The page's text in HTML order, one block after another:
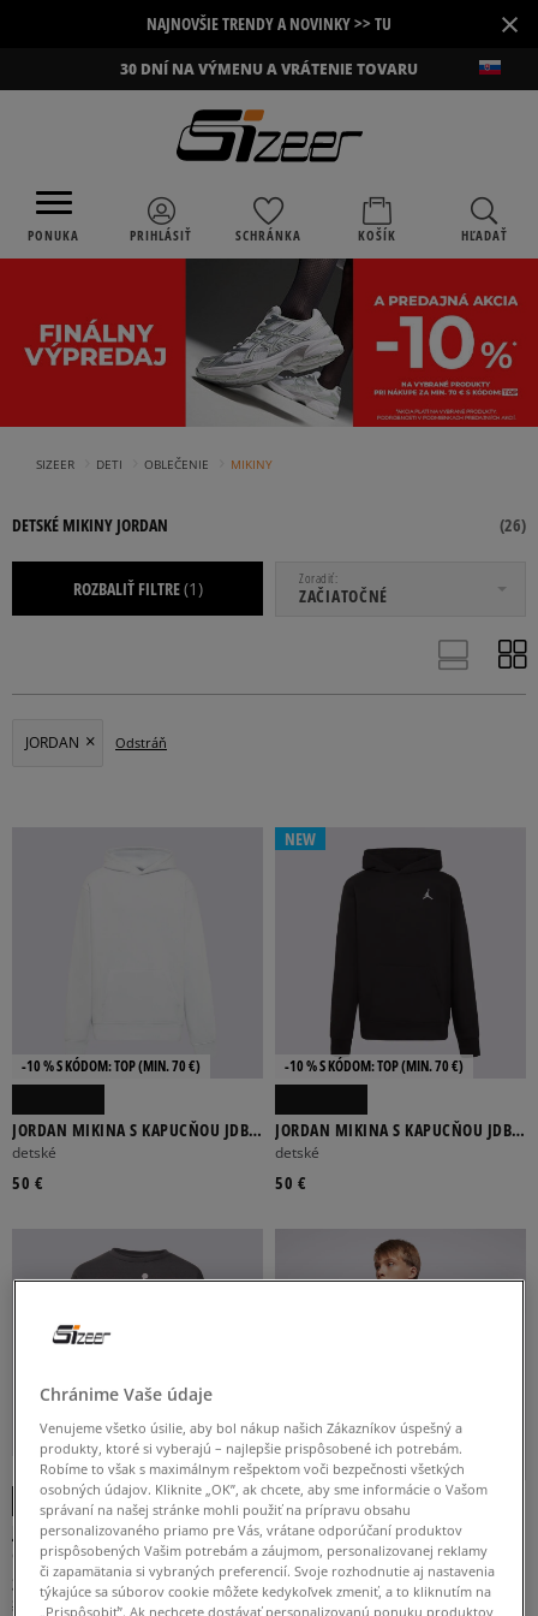
NAJNOVŠIE TRENDY A NOVINKY >> TU ×
30 DNÍ NA VÝMENU A VRÁTENIE TOVARU
PONUKA PRIHLÁSIŤ SCHRÁNKA KOŠÍK HĽADAŤ
SIZEER DETI OBLEČENIE MIKINY
DETSKÉ MIKINY JORDAN (26)
ROZBALIŤ FILTRE(1) Zoradiť
ZAČIATOČNÉ
OD DO
163 - 175 CM 147 - 163 CM
ADIDAS JORDAN
BAVLNA
JEDNOFAREBNÝ POTLAČ PRÚŽKY
JORDAN Odstráň
-10 % S KÓDOM: TOP (MIN. 70 €)
JORDAN MIKINA S KAPUCŇOU JDB
MJ BROOKLYN FLC PO BOY
detské
50 €
NEW
-10 % S KÓDOM: TOP (MIN. 70 €)
JORDAN MIKINA S KAPUCŇOU JDB
MJ BROOKLYN FLC PO BOY
detské
50 €
-10 % S KÓDOM: TOP (MIN. 70 €)
JORDAN MIKINA JUMPMAN CLUB
PLEATED FLC CREW GIRL
detské
55 €
34 €
39 € -najnižšia cena
-10 % S KÓDOM: TOP (MIN. 70 €)
JORDAN MIKINA S KAPUCŇOU MJ
BRKLN FLC PO HOODIE MJ BRKLN
FLC
detské
50 €
34 €
39 €-najnižšia cena
Chránime Vaše údaje
Venujeme všetko úsilie, aby bol nákup našich Zákazníkov úspešný a
produkty, ktoré si vyberajú – najlepšie prispôsobené ich potrebám.
Robíme to však s maximálnym rešpektom voči bezpečnosti všetkých
osobných údajov. Kliknite „OK”, ak chcete, aby sme informácie o Vašom
správaní na našej stránke mohli použiť na prípravu obsahu
personalizovaného priamo pre Vás, vrátane odporúčaní produktov
prispôsobených Vašim potrebám a záujmom, personalizovanej reklamy
či zapamätania si vybraných preferencií. Svoje rozhodnutie aj nastavenia
týkajúce sa súborov cookie môžete kedykoľvek zmeniť, a to kliknutím na
„Prispôsobiť”. Ak nechcete dostávať personalizovanú ponuku produktov